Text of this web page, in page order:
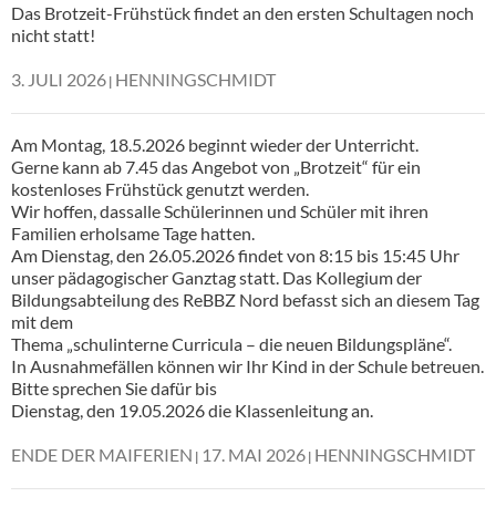
Das Brotzeit-Frühstück findet an den ersten Schultagen noch
nicht statt!
3. JULI 2026 HENNINGSCHMIDT
Am Montag, 18.5.2026 beginnt wieder der Unterricht.
Gerne kann ab 7.45 das Angebot von „Brotzeit“ für ein
kostenloses Frühstück genutzt werden.
Wir hoffen, dassalle Schülerinnen und Schüler mit ihren
Familien erholsame Tage hatten.
Am Dienstag, den 26.05.2026 findet von 8:15 bis 15:45 Uhr
unser pädagogischer Ganztag statt. Das Kollegium der
Bildungsabteilung des ReBBZ Nord befasst sich an diesem Tag
mit dem
Thema „schulinterne Curricula – die neuen Bildungspläne“.
In Ausnahmefällen können wir Ihr Kind in der Schule betreuen.
Bitte sprechen Sie dafür bis
Dienstag, den 19.05.2026 die Klassenleitung an.
ENDE DER MAIFERIEN 17. MAI 2026 HENNINGSCHMIDT